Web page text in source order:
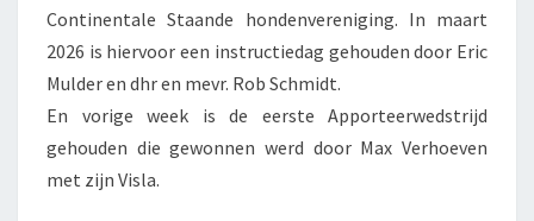
Continentale Staande hondenvereniging. In maart
2026 is hiervoor een instructiedag gehouden door Eric
Mulder en dhr en mevr. Rob Schmidt.
En vorige week is de eerste Apporteerwedstrijd
gehouden die gewonnen werd door Max Verhoeven
met zijn Visla.